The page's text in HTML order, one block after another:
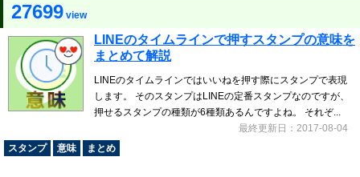
27699 view
LINEのタイムラインで押すスタンプの意味を
まとめて解説
LINEのタイムラインではいいねを押す際にスタンプで表現
します。 そのスタンプはLINEの定番スタンプなのですが、
押せるスタンプの種類が6種類あるんですよね。 それぞ...
最終更新日：2017-08-04
スタンプ
意味 まとめ